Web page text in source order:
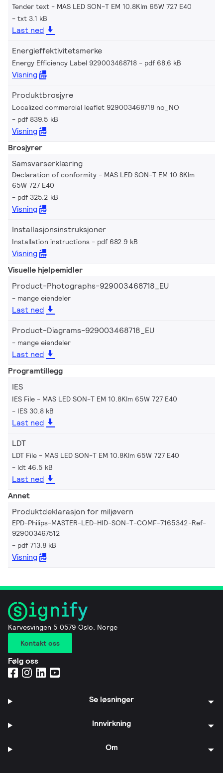
Tender text - MAS LED SON-T EM 10.8Klm 65W 727 E40
txt 3.1 kB
Last ned
Energieffektivitetsmerke
Energy Efficiency Label 929003468718 pdf 68.6 kB
Visning
Produktbrosjyre
Localized commercial leaflet 929003468718 no_NO
pdf 839.5 kB
Visning
Brosjyrer
Samsvarserklæring
Declaration of conformity - MAS LED SON-T EM 10.8Klm
65W 727 E40
pdf 325.2 kB
Visning
Installasjonsinstruksjoner
Installation instructions pdf 682.9 kB
Visning
Visuelle hjelpemidler
Product-Photographs-929003468718_EU
mange eiendeler
Last ned
Product-Diagrams-929003468718_EU
mange eiendeler
Last ned
Programtillegg
IES
IES File - MAS LED SON-T EM 10.8Klm 65W 727 E40
IES 30.8 kB
Last ned
LDT
LDT File - MAS LED SON-T EM 10.8Klm 65W 727 E40
ldt 46.5 kB
Last ned
Annet
Produktdeklarasjon for miljøvern
EPD-Philips-MASTER-LED-HID-SON-T-COMF-7165342-Ref-
929003467512
pdf 713.8 kB
Visning
Karvesvingen 5 0579 Oslo, Norge
Kontakt oss
Følg oss
Se løsninger
Innvirkning
Om